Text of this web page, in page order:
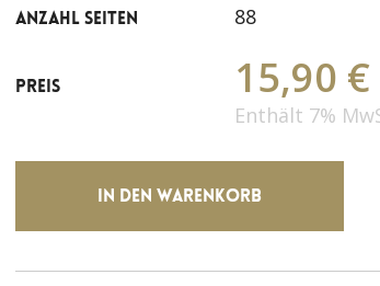
ANZAHL SEITEN 88
PREIS 15,90 €
Enthält 7%
IN DEN WARENKORB